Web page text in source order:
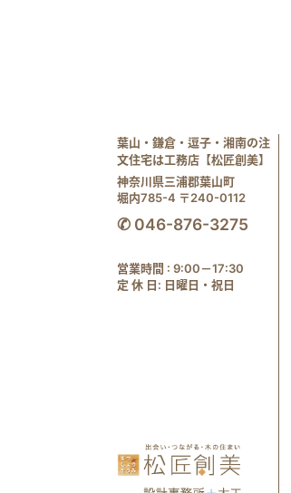
葉山・鎌倉・逗子・湘南の注
文住宅は工務店【松匠創美】
神奈川県三浦郡葉山町
堀内785-4 〒240-0112
✆ 046-876-3275
営業時間 : 9:00－17:30
定 休 日: 日曜日・祝日